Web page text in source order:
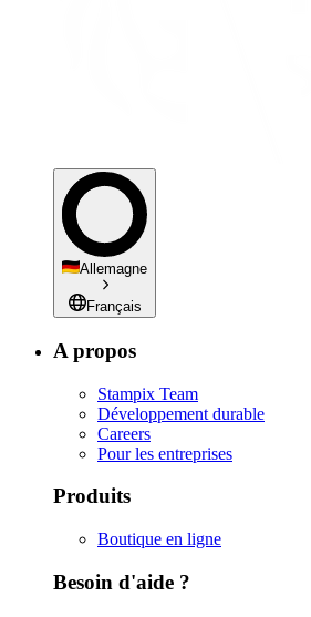
Allemagne
Français
A propos
Stampix Team
Développement durable
Careers
Pour les entreprises
Produits
Boutique en ligne
Besoin d'aide ?